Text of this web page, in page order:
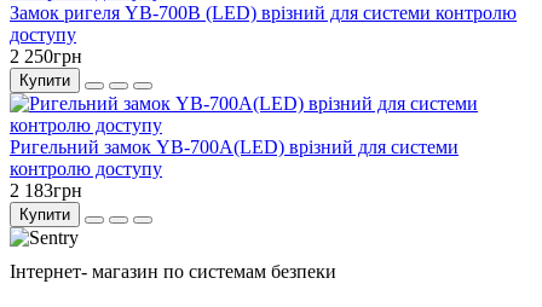
Замок ригеля YB-700B (LED) врізний для системи контролю
доступу
2 250грн
Купити
Ригельний замок YB-700A(LED) врізний для системи
контролю доступу
2 183грн
Купити
Інтернет- магазин по системам безпеки